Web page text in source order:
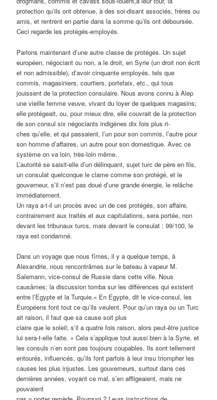
protection qu’ils ont obtenue, à des soi-disant associés, frères ou
amis, et rentrent en partie dans la somme qu’ils ont déboursée.
Ceci regarde les protégés-employés.
Parlons maintenant d’une autre classe de protégés. Un sujet
européen, négociant ou non, a le droit, en Syrie (un droit non écrit
et non admissible), d’avoir cinquante employés, tels que
commis, magasiniers, courtiers, portefaix, etc., qui tous
jouissent de la protection consulaire. Nous avons connu à Alep
une vieille femme veuve, vivant du loyer de quelques magasins;
elle protégeait, ou, pour mieux dire, elle couvrait de la protection
de son consul six négociants indigènes dix fois plus ri-
ches qu’elle, et qui passaient, l’un pour son commis, l’autre pour
son homme d’affaires, un autre pour son domestique. Avec ce
système on va loin, très-loin même.
L’autorité se saisit-elle d’un délinquant, sujet turc de père en fils,
un consulat quelconque le clame comme son protégé, et le
gouverneur, s’il n’est pas doué d’une grande énergie, le relâche
immédiatement.
Un raya a-t-il un procès avec un de ces protégés, son affaire,
contrairement aux traités et aux capitulations, sera portée, non
devant les tribunaux turcs, mais devant le consulat : 99/100, le
raya est condamné.
Dans un voyage que nous fîmes, il y a quelque temps, à
Alexandrie, nous rencontrâmes sur le bateau à vapeur M.
Salemann, vice-consul de Russie dans cette ville. Nous
causâmes; la discussion tomba sur les différences qui existent
entre l’Egypte et la Turquie.« En Egypte, dit le vice-consul, les
Européens font tout ce qu’ils veulent. Pour qu’un raya ou un Turc
ait raison, il faut que sa cause soit plus
claire que le soleil; s’il a quatre fois raison, alors peut-être justice
lui sera-t-elle faite. » Cela s’applique tout aussi bien à la Syrie, et
les consuls n’en sont pas toujours coupables. Ils sont tellement
entourés, influencés, qu’ils font parfois à leur insu triompher les
causes les plus injustes. Les gouverneurs, surtout dans ces
dernières années, voyant ce mal, s’en affligeaient, mais ne
pouvaient